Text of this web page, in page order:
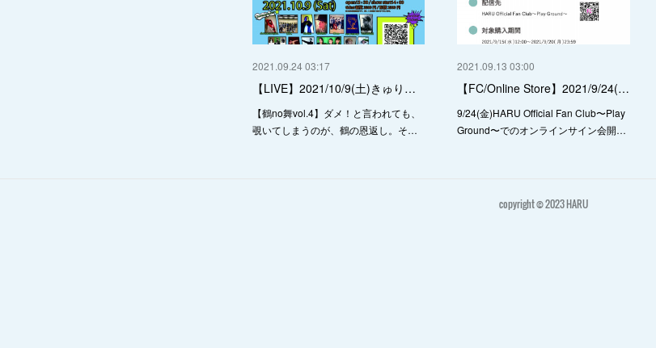
2021.09.24 03:17
【LIVE】2021/10/9(土)きゅり…
【鶴no舞vol.4】ダメ！と言われても、
覗いてしまうのが、鶴の恩返し。 そ…
2021.09.13 03:00
【FC/Online Store】2021/9/24(…
9/24(金)HARU Official Fan Club〜Play
Ground〜でのオンラインサイン会開…
copyright © 2023 HARU